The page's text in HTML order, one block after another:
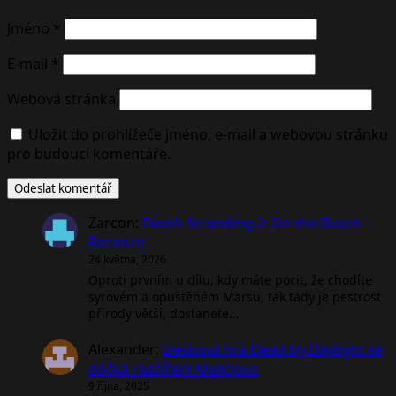
Jméno *
E-mail *
Webová stránka
Uložit do prohlížeče jméno, e-mail a webovou stránku
pro budoucí komentáře.
Zarcon: Death Stranding 2: On the Beach –
Recenze
24 května, 2026
Oproti prvním u dílu, kdy máte pocit, že chodíte
syrovém a opuštěném Marsu, tak tady je pestrost
přírody větší, dostanete…
Alexander: Desková hra Dead by Daylight se
dočká rozšíření Malicious
9 října, 2025